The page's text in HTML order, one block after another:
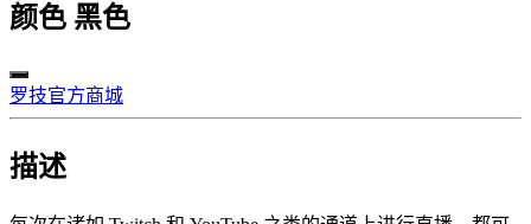
颜色 黑色
罗技官方商城
描述